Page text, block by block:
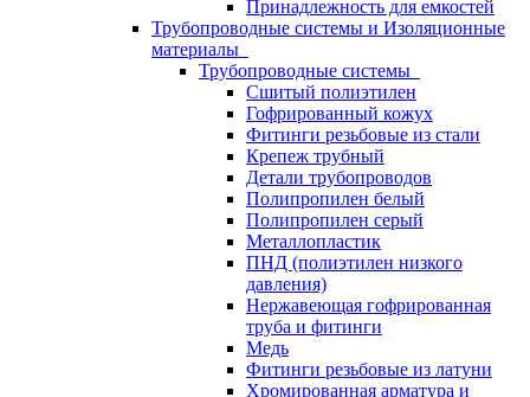
Принадлежность для емкостей
Трубопроводные системы и Изоляционные
материалы
Трубопроводные системы
Сшитый полиэтилен
Гофрированный кожух
Фитинги резьбовые из стали
Крепеж трубный
Детали трубопроводов
Полипропилен белый
Полипропилен серый
Металлопластик
ПНД (полиэтилен низкого
давления)
Нержавеющая гофрированная
труба и фитинги
Медь
Фитинги резьбовые из латуни
Хромированная арматура и